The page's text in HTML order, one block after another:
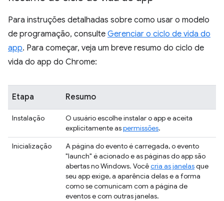
Para instruções detalhadas sobre como usar o modelo
de programação, consulte Gerenciar o ciclo de vida do
app. Para começar, veja um breve resumo do ciclo de
vida do app do Chrome:
Etapa Resumo
Instalação
O usuário escolhe instalar o app e aceita
explicitamente aspermissões.
Inicialização
A página do evento é carregada, o evento
"launch" é acionado e as páginas do app são
abertas no Windows. Vocêcria as janelasque
seu app exige, a aparência delas e a forma
como se comunicam com a página de
eventos e com outras janelas.